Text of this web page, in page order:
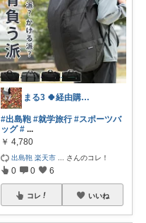
まる3 🍀経由購入感謝です🍀
#出島鞄 #就学旅行 #スポーツバ
ッグ # ...
￥ 4,780
出島鞄 楽天市 さんのコレ！
0 0 6
コレ いいね